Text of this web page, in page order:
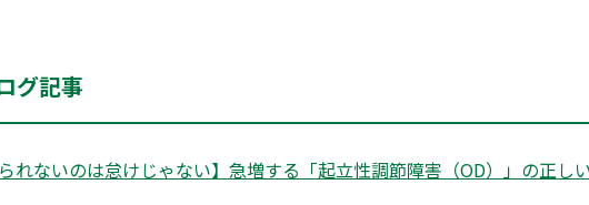
グ記事
られないのは怠けじゃない】急増する「起立性調節障害（OD）」の正し